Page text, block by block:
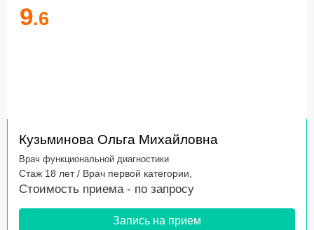
9.6
Кузьминова Ольга Михайловна
Врач функциональной диагностики
Стаж 18 лет / Врач первой категории,
Стоимость приема - по запросу
Запись на прием